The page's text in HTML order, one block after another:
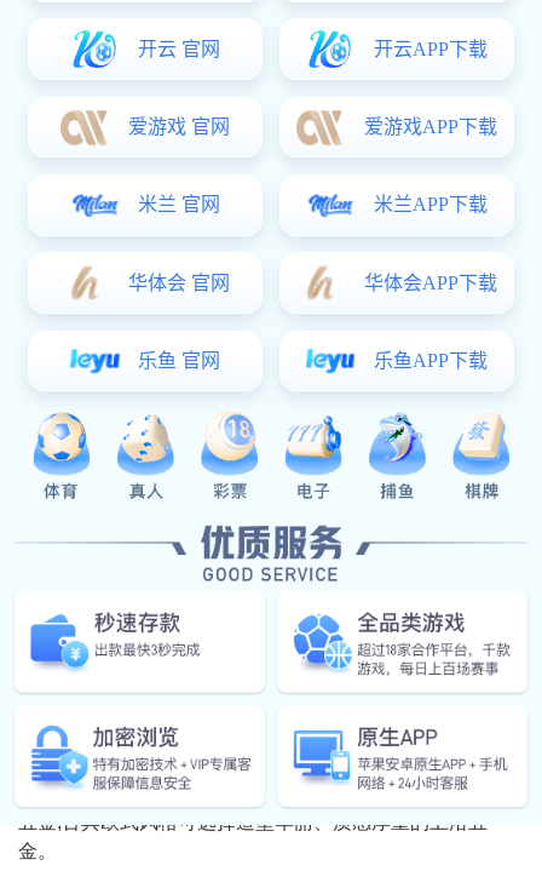
2. 花洒: 花洒直接影响淋浴体验。常见类型有手持花
洒、顶喷花洒和侧喷花洒。选购时需考虑其出水方式、水压
适应性、材质以及是否具备恒温、节水等功能。
3. 地漏: 地漏是连接排水管道与室内地面的重要接口，
其性能优劣直接影响排水速度和防臭效果。选购时需关注其
材质、排水速度、防臭性能以及是否易于清洁。
4. 挂件: 挂件主要用于收纳毛巾、浴巾、洗漱用品等，
常见类型有毛巾架、浴巾架、置物架等。选购时需考虑其承
重能力、材质、表面处理工艺以及与整体卫浴风格的搭配。
二、卫浴五金选购技巧
1. 材质选择: 卫浴五金常见的材质有不锈钢、铜合金、
铝合金等。其中，铜合金材质因其耐腐蚀、抑菌性能优异，
2. 表面处理: 表面处理工艺直接影响卫浴五金的外观质
感和使用寿命。常见的表面处理工艺有电镀、拉丝、烤漆
等。其中，电镀工艺应用最为广泛，其镀层厚度和均匀度是
衡量品质的重要指标。
3. 品牌选择: 知名品牌在产品设计、生产工艺、质量控
好、信誉高的品牌产品。
4. 功能选择: 根据自身需求选择具备相应功能的卫浴五
金产品。例如，选择带有起泡器的节水龙头，选择带有恒温
功能的淋浴花洒等。
5. 风格搭配: 卫浴五金的风格应与整体卫浴风格相协
调。例如，现代简约风格可选择线条简洁、造型流畅的卫浴
五金;古典欧式风格可选择造型华丽、质感厚重的卫浴五
金。